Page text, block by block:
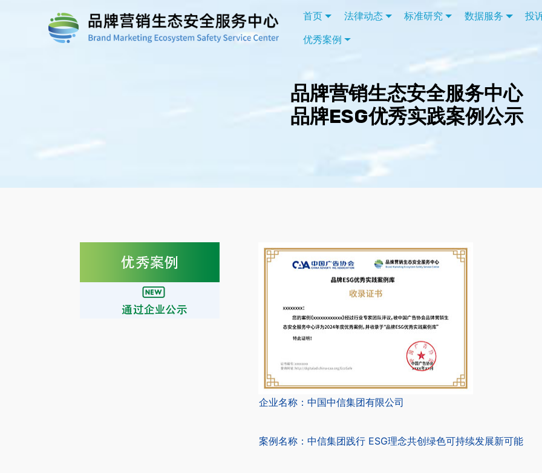
首页 法律动态 标准研究 数据服务 投
优秀案例
品牌营销生态安全服务中心
品牌ESG优秀实践案例公示
企业名称：中国中信集团有限公司
案例名称：中信集团践行 ESG理念共创绿色可持续发展新可能